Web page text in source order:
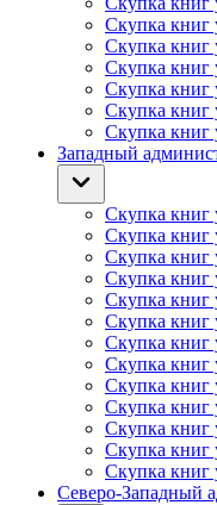
Скупка книг
Скупка книг
Скупка книг
Скупка книг
Скупка книг
Скупка книг
Западный
Скупка книг
Скупка книг
Скупка книг
Скупка книг
Скупка книг
Скупка книг
Скупка книг
Скупка книг
Скупка книг
Скупка книг
Скупка книг
Скупка книг
Скупка книг
Северо-Западный